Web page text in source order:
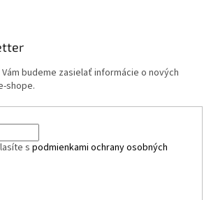
budeme zasielať informácie o nových
shope.
s podmienkami ochrany osobných